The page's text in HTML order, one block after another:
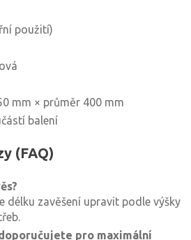
použití)
mm × průměr 400 mm
balení
(FAQ)
délku zavěšení upravit podle výšky
pro maximální